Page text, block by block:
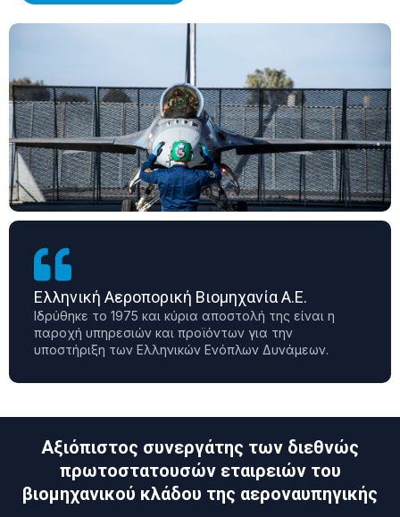
Ελληνική Αεροπορική Βιομηχανία Α.Ε.
Ιδρύθηκε το 1975 και κύρια αποστολή της είναι η
παροχή υπηρεσιών και προϊόντων για την
υποστήριξη των Ελληνικών Ενόπλων Δυνάμεων.
Αξιόπιστος συνεργάτης των διεθνώς
πρωτοστατουσών εταιρειών του
βιομηχανικού κλάδου της αεροναυπηγικής